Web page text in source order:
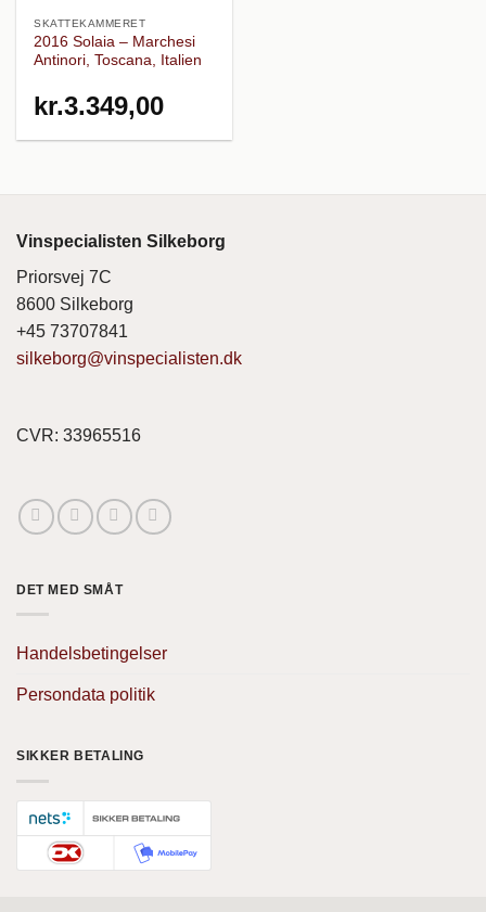
SKATTEKAMMERET
2016 Solaia – Marchesi
Antinori, Toscana, Italien
kr.3.349,00
Vinspecialisten Silkeborg
Priorsvej 7C
8600 Silkeborg
+45 73707841
silkeborg@vinspecialisten.dk
CVR: 33965516
DET MED SMÅT
Handelsbetingelser
Persondata politik
SIKKER BETALING